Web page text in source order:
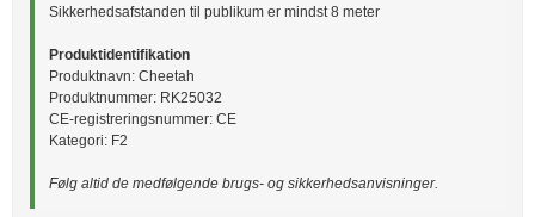
Sikkerhedsafstanden til publikum er mindst 8 meter
Produktidentifikation
Produktnavn: Cheetah
Produktnummer: RK25032
CE-registreringsnummer: CE
Kategori: F2
Følg altid de medfølgende brugs- og sikkerhedsanvisninger.